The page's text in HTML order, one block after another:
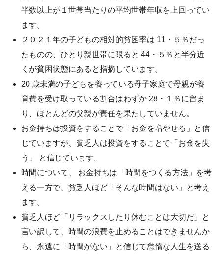
半数以上が１世帯当たりの平均世帯年収を上回ってい
ます。
２０２１年の子どもの相対的貧困率は 11・５％だっ
たものの、ひとり親世帯に限ると 44・５％と半分近
くが貧困状態にあると指摘しています。
20 歳未満の子どもを養っている母子家庭で母親が養
育費を受け取っている割合はわずか 28・１％に留ま
り、ほとんどの父親が責任を果たしていません。
お金持ちは投資をすることで「お金を増やせる」と信
じていますが、貧乏人は投資をすることで「お金を失
う」 と信じています。
時間について、 お金持ちは「時間をつくる方法」を考
える一方で、貧乏人ほど「そんな時間はない」と考え
ます。
貧乏人ほど「リラックスしたり休むことは大切だ」と
言い訳して、時間の浪費を止めることはできませんか
ら、永遠に「時間がない」と信じて怠惰な人生を送る